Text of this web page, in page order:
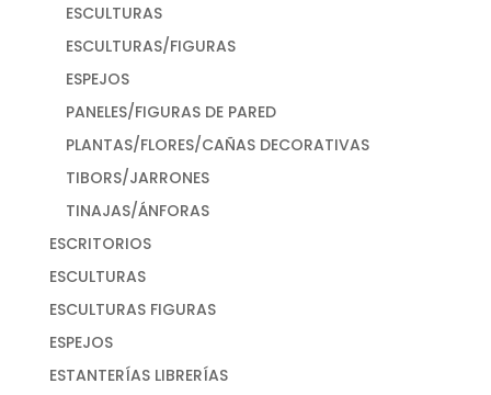
ESCULTURAS
ESCULTURAS/FIGURAS
ESPEJOS
PANELES/FIGURAS DE PARED
PLANTAS/FLORES/CAÑAS DECORATIVAS
TIBORS/JARRONES
TINAJAS/ÁNFORAS
ESCRITORIOS
ESCULTURAS
ESCULTURAS FIGURAS
ESPEJOS
ESTANTERÍAS LIBRERÍAS